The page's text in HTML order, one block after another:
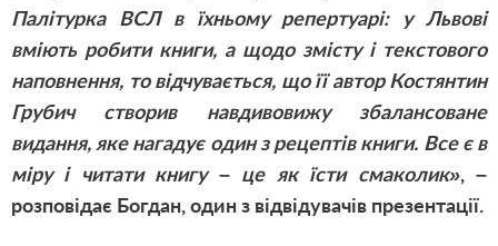
Палітурка ВСЛ в їхньому репертуарі: у Львові
вміють робити книги, а щодо змісту і текстового
наповнення, то відчувається, що її автор Костянтин
Грубич створив навдивовижу збалансоване
видання, яке нагадує один з рецептів книги. Все є в
міру і читати книгу – це як їсти смаколик», –
розповідає Богдан, один з відвідувачів презентації.